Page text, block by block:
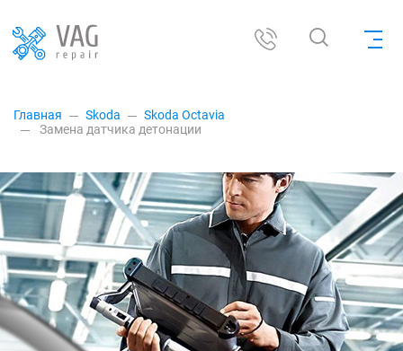
Главная Skoda
Skoda Octavia
Замена датчика детонации